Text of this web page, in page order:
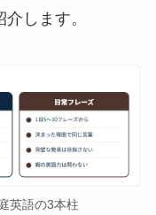
します。
英語の3本柱